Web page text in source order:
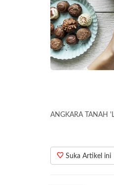
ANGKARA TANAH
Suka Artikel ini